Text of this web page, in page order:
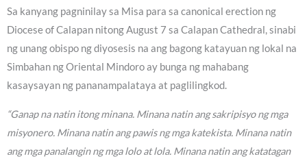
Sa kanyang pagninilay sa Misa para sa canonical erection ng
Diocese of Calapan nitong August 7 sa Calapan Cathedral, sinabi
ng unang obispo ng diyosesis na ang bagong katayuan ng lokal na
Simbahan ng Oriental Mindoro ay bunga ng mahabang
kasaysayan ng pananampalataya at paglilingkod.
“Ganap na natin itong minana. Minana natin ang sakripisyo ng mga
misyonero. Minana natin ang pawis ng mga katekista. Minana natin
ang mga panalangin ng mga lolo at lola. Minana natin ang katatagan